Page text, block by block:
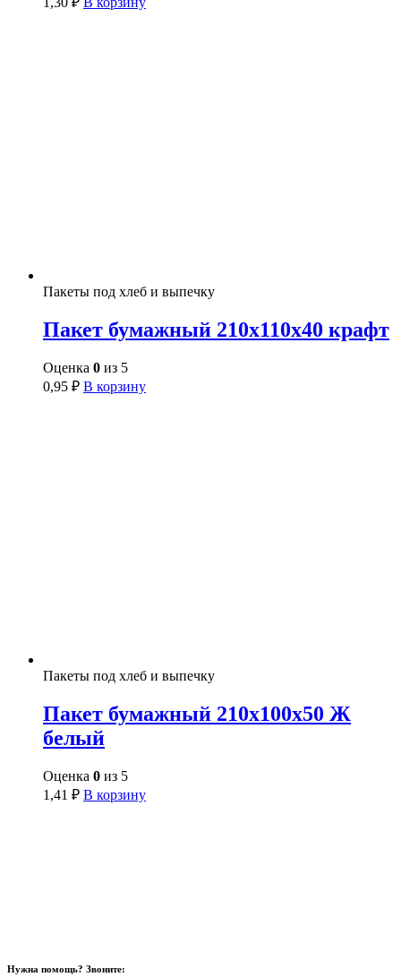
Пакеты под хлеб и выпечку
Пакет бумажный 210х110х40 крафт
Оценка 0 из 5
0,95 ₽ В корзину
Пакеты под хлеб и выпечку
Пакет бумажный 210х100х50 Ж
белый
Оценка 0 из 5
1,41 ₽ В корзину
Нужна помощь? Звоните: